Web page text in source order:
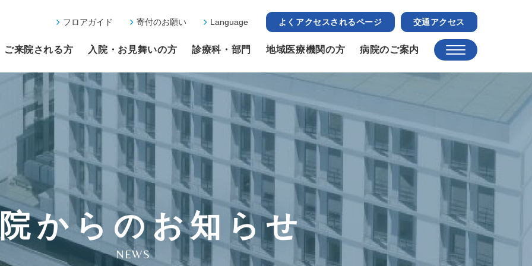
フロアガイド 寄付のお願い Language よくアクセスされるページ 交通アクセス
ご来院される方 入院・お見舞いの方 診療科・部門 地域医療機関の方 病院のご案内
からのお知らせ
NEWS